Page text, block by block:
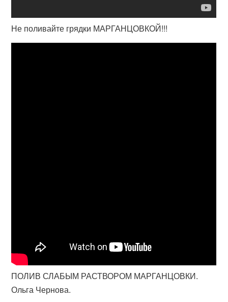
Не поливайте грядки МАРГАНЦОВКОЙ!!!
ПОЛИВ СЛАБЫМ РАСТВОРОМ МАРГАНЦОВКИ.
Ольга Чернова.